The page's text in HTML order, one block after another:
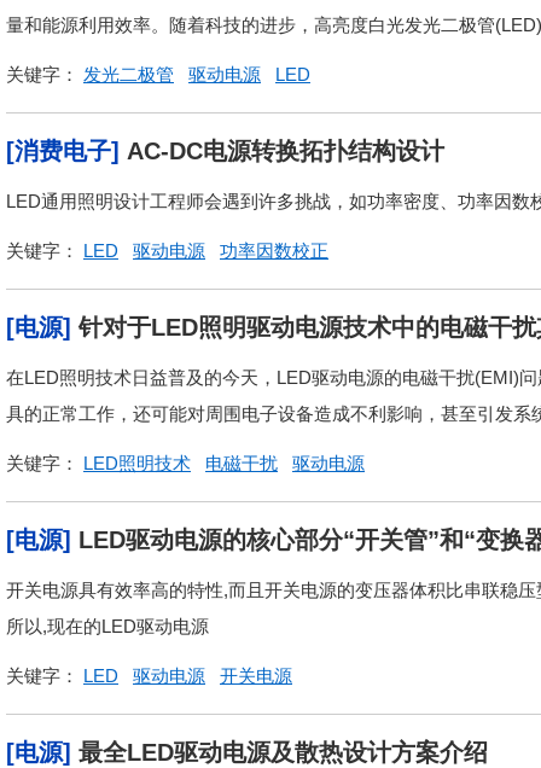
量和能源利用效率。随着科技的进步，高亮度白光发光二极管
关键字： 发光二极管 驱动电源 LED
[消费电子] AC-DC电源转换拓扑结构设计
LED通用照明设计工程师会遇到许多挑战，如功率密度、功率因数
关键字： LED 驱动电源 功率因数校正
[电源] 针对于LED照明驱动电源技术中的电磁干
在LED照明技术日益普及的今天，LED驱动电源的电磁干扰(EMI)
具的正常工作，还可能对周围电子设备造成不利影响，甚至引发
关键字： LED照明技术 电磁干扰 驱动电源
[电源] LED驱动电源的核心部分“开关管”和“变换
开关电源具有效率高的特性,而且开关电源的变压器体积比串联稳
所以,现在的LED驱动电源
关键字： LED 驱动电源 开关电源
[电源] 最全LED驱动电源及散热设计方案介绍